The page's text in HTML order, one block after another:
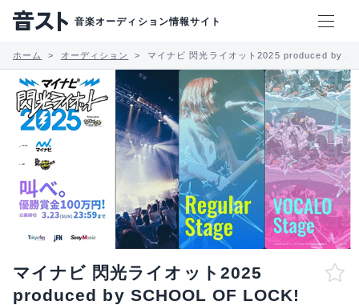
音楽オーディション情報サイト
ホーム オーディション マイナビ 閃光ライオット2025 produced by
マイナビ 閃光ライオット2025
produced by SCHOOL OF LOCK!